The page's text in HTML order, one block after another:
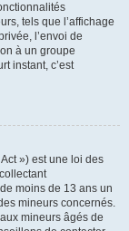
tels que l’affichage
l’envoi de
à un groupe
instant, c’est
») est une loi des
moins de 13 ans un
mineurs concernés.
mineurs âgés de